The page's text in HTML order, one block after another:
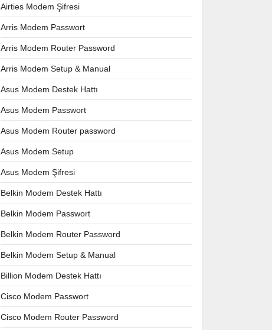
Airties Modem Şifresi
Arris Modem Passwort
Arris Modem Router Password
Arris Modem Setup & Manual
Asus Modem Destek Hattı
Asus Modem Passwort
Asus Modem Router password
Asus Modem Setup
Asus Modem Şifresi
Belkin Modem Destek Hattı
Belkin Modem Passwort
Belkin Modem Router Password
Belkin Modem Setup & Manual
Billion Modem Destek Hattı
Cisco Modem Passwort
Cisco Modem Router Password